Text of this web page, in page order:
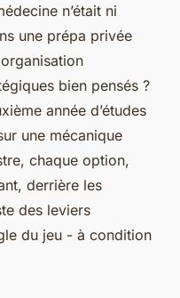
n’était ni
une prépa privée
bien pensés ?
année d’études
une mécanique
chaque option,
derrière les
des leviers
du jeu - à condition